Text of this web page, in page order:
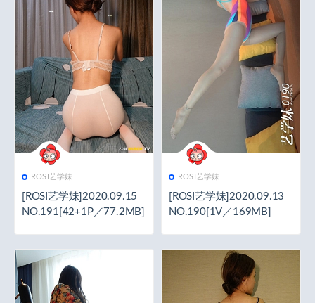
ROSI艺学妹
[ROSI艺学妹]2020.09.15
NO.191[42+1P／77.2MB]
ROSI艺学妹
[ROSI艺学妹]2020.09.13
NO.190[1V／169MB]